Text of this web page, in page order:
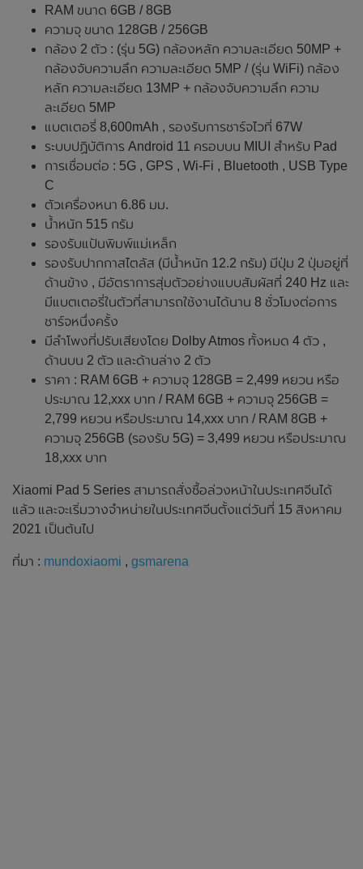
RAM ขนาด 6GB / 8GB
ความจุ ขนาด 128GB / 256GB
กล้อง 2 ตัว : (รุ่น 5G) กล้องหลัก ความละเอียด 50MP +
กล้องจับความลึก ความละเอียด 5MP / (รุ่น WiFi) กล้อง
หลัก ความละเอียด 13MP + กล้องจับความลึก ความ
ละเอียด 5MP
แบตเตอรี่ 8,600mAh , รองรับการชาร์จไวที่ 67W
ระบบปฏิบัติการ Android 11 ครอบบน MIUI สำหรับ Pad
การเชื่อมต่อ : 5G , GPS , Wi-Fi , Bluetooth , USB Type
C
ตัวเครื่องหนา 6.86 มม.
น้ำหนัก 515 กรัม
รองรับแป้นพิมพ์แม่เหล็ก
รองรับปากกาสไตลัส (มีน้ำหนัก 12.2 กรัม) มีปุ่ม 2 ปุ่มอยู่ที่
ด้านข้าง , มีอัตราการสุ่มตัวอย่างแบบสัมผัสที่ 240 Hz และ
มีแบตเตอรี่ในตัวที่สามารถใช้งานได้นาน 8 ชั่วโมงต่อการ
ชาร์จหนึ่งครั้ง
มีลำโพงที่ปรับเสียงโดย Dolby Atmos ทั้งหมด 4 ตัว ,
ด้านบน 2 ตัว และด้านล่าง 2 ตัว
ราคา : RAM 6GB + ความจุ 128GB = 2,499 หยวน หรือ
ประมาณ 12,xxx บาท / RAM 6GB + ความจุ 256GB =
2,799 หยวน หรือประมาณ 14,xxx บาท / RAM 8GB +
ความจุ 256GB (รองรับ 5G) = 3,499 หยวน หรือประมาณ
18,xxx บาท
Xiaomi Pad 5 Series สามารถสั่งซื้อล่วงหน้าในประเทศจีนได้
แล้ว และจะเริ่มวางจำหน่ายในประเทศจีนตั้งแต่วันที่ 15 สิงหาคม
2021 เป็นต้นไป
ที่มา : mundoxiaomi , gsmarena